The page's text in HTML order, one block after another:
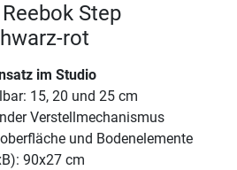
Step
rot
im Studio
15, 20 und 25 cm
Verstellmechanismus
und Bodenelemente
90x27 cm